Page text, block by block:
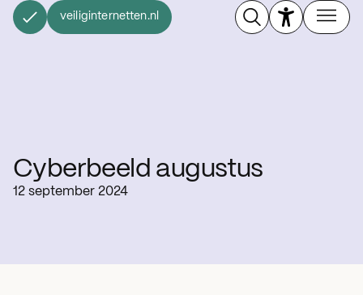
veiliginternetten.nl
Cyberbeeld augustus
12 september 2024